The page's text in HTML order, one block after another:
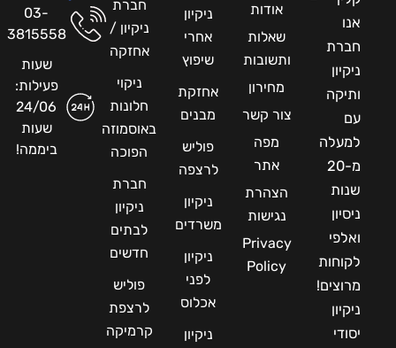
אנו
חברת
ניקיון
ותיקה
עם
למעלה
מ-20
שנות
ניסיון
ואלפי
לקוחות
מרוצים!
ניקיון
יסודי
אודות
שאלות
ותשובות
מחירון
צור קשר
מפה
אתר
הצהרת
נגישות
Privacy
Policy
ניקיון
אחרי
שיפוץ
אחזקת
מבנים
פוליש
לרצפה
ניקיון
משרדים
ניקיון
לפני
אכלוס
ניקיון
חברת
ניקיון /
אחזקה
ניקוי
חלונות
באוסמוזה
הפוכה
חברת
ניקיון
לבתים
חדשים
פוליש
לרצפת
קרמיקה
03-
3815558
שעות
פעילות:
24/06
שעות
ביממה!